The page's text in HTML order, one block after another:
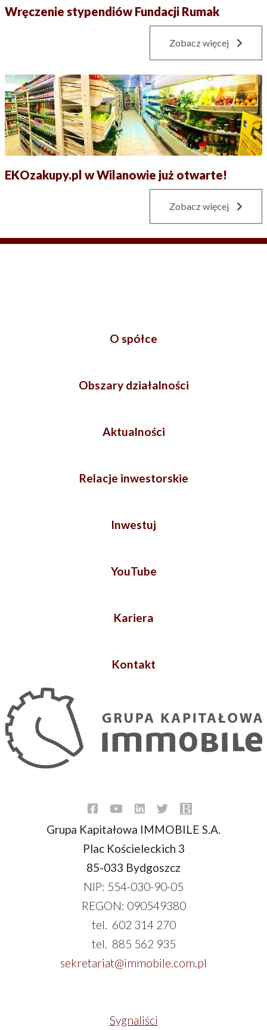
Wręczenie stypendiów Fundacji Rumak
Zobacz więcej
EKOzakupy.pl w Wilanowie już otwarte!
Zobacz więcej
O spółce
Obszary działalności
Aktualności
Relacje inwestorskie
Inwestuj
YouTube
Kariera
Kontakt
Grupa Kapitałowa IMMOBILE S.A.
Plac Kościeleckich 3
85-033 Bydgoszcz
NIP: 554-030-90-05
REGON: 090549380
tel. 602 314 270
tel. 885 562 935
sekretariat@immobile.com.pl
Sygnaliści